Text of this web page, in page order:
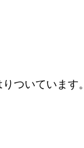
ついています。